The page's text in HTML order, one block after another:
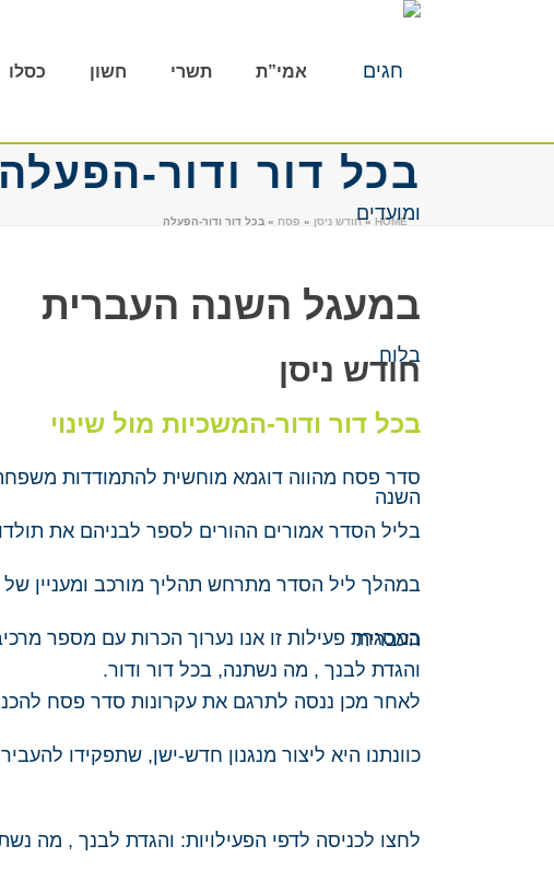
אמי”ת תשרי חשון כסלו
בכל דור ודור-הפעלה
HOME
»חודש ניסן » פסח » בכל דור ודור-הפעלה
במעגל השנה העברית
חודש ניסן
בכל דור ודור-המשכיות מול שינוי
סדר פסח מהווה דוגמא מוחשית להתמודדות
בליל הסדר אמורים ההורים לספר לבניהם את
במהלך ליל הסדר מתרחש תהליך מורכב ומעניין
במסגרת פעילות זו אנו נערוך הכרות עם מספר
והגדת לבנך , מה נשתנה, בכל דור ודור.
לאחר מכן ננסה לתרגם את עקרונות סדר פסח
כוונתנו היא ליצור מנגנון חדש-ישן, שתפקידו
לחצו לכניסה לדפי הפעילויות: והגדת לבנך , מה